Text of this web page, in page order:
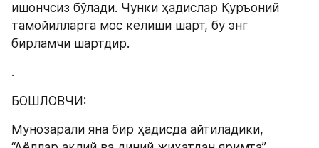
ишончсиз бўлади. Чунки ҳадислар Қуръоний
тамойилларга мос келиши шарт, бу энг
бирламчи шартдир.
.
БОШЛОВЧИ:
Mунозарали яна бир ҳадисда айтиладики,